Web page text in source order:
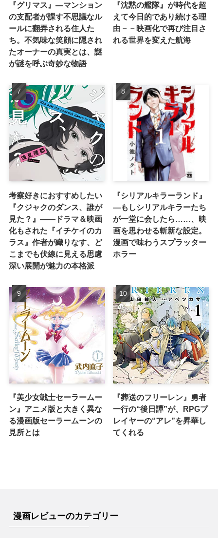
『グリマス』―マンション
の支配者が課す不思議なル
ールに翻弄される住人た
ち。不気味な笑顔に隠され
たオーナーの真実とは、謎
が謎を呼ぶ奇妙な物語
『沈黙の艦隊』が時代を超
えて今日的であり続ける理
由－－映画化で再び注目さ
れる世界を変えた航海
考察好きにおすすめしたい
『クジャクのダンス、誰が
見た？』――ドラマ＆映画
化もされた『イチケイのカ
ラス』作者が織りなす、ど
こまでも伏線に見える思慮
深い展開が魅力の本格派
『シリアルキラーランド』
―もしシリアルキラーたち
が一堂に会したら……、映
画を思わせる斬新な設定。
漫画で味わうスプラッター
ホラー
『美少女戦士セーラームー
ン』アニメ版と大きく異な
る漫画版セーラームーンの
見所とは
『葬送のフリーレン』勇者
一行の“後日譚”が、RPGプ
レイヤーの“アレ”を昇華し
てくれる
漫画レビューのカテゴリー